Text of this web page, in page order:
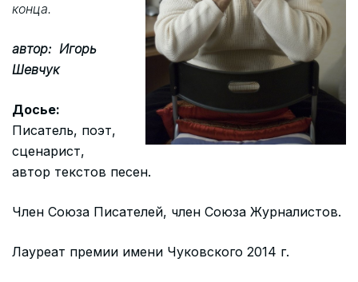
конца.
автор: Игорь
Шевчук
Досье:
Писатель, поэт,
сценарист,
автор текстов песен.
Член Союза Писателей, член Союза Журналистов.
Лауреат премии имени Чуковского 2014 г.